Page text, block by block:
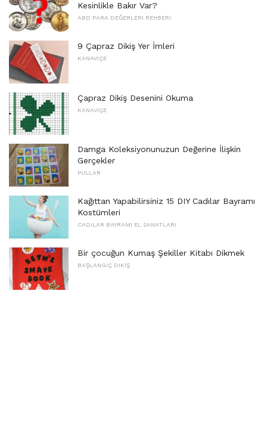
Kesinlikle Bakır Var?
ABD PARA DEĞERLERI REHBERI
9 Çapraz Dikiş Yer İmleri
KANAVIÇE
Çapraz Dikiş Desenini Okuma
KANAVIÇE
Damga Koleksiyonunuzun Değerine İlişkin
Gerçekler
PULLAR
Kağıttan Yapabilirsiniz 15 DIY Cadılar Bayramı
Kostümleri
CADILAR BAYRAMI EL SANATLARI
Bir çocuğun Kumaş Şekiller Kitabı Dikmek
BAŞLANGIÇ ​​DIKIŞ